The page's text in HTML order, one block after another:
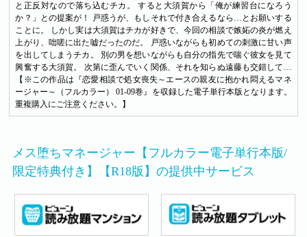
と正反対なので落ち込むチカ。 すると大須賀から「俺が練習台になろう
か？」との提案が！ 戸惑うが、もしそれで付き合えるなら…とお願いする
ことに。 しかし実は大須賀はチカが好きで、今回の相談で嫉妬の炎が燃え
上がり、咄嗟に出た嘘だったのだ。 戸惑いながらも初めての刺激に甘い声
を出してしまうチカ。 別の男を想いながらも自分の指先で喘ぐ彼女を見て
興奮する大須賀。 次第に歪んでいく関係、それを知らぬ遠藤も交錯して…
【※この作品は『恋愛相談で処女喪失～エースの親友に抱かれ悶えるマネ
ージャー～（フルカラー） 01-09巻』を収録した電子単行本版となります。
重複購入にご注意ください。】
メス堕ちマネージャー【フルカラー電子単行本版/
限定特典付き】【R18版】の提供中サービス